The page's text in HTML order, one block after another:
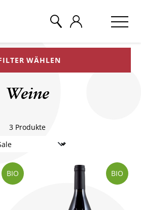
Weine
WÄHLEN
3 Produkte
BIO BIO